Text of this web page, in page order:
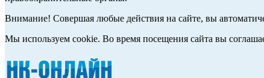
Внимание! Совершая любые действия на сайте, вы
Мы используем cookie. Во время посещения сайта вы